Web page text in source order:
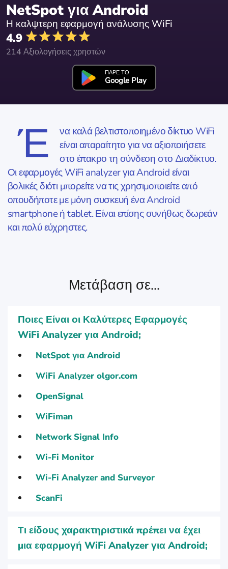
NetSpot για Android
Η καλψτερη εφαρμογή ανάλυσης WiFi
4.9
214 Αξιολογήσεις χρηστών
ΠΑΡΕ ΤΟ
Google Play
Έ
να καλά βελτιστοποιημένο δίκτυο WiFi
είναι απαραίτητο για να αξιοποιήσετε
στο έπακρο τη σύνδεση στο Διαδίκτυο.
Οι εφαρμογές WiFi analyzer για Android είναι
βολικές διότι μπορείτε να τις χρησιμοποιείτε από
οπουδήποτε με μόνη συσκευή ένα Android
smartphone ή tablet. Είναι επίσης συνήθως δωρεάν
και πολύ εύχρηστες.
Μετάβαση σε...
Ποιες Είναι οι Καλύτερες Εφαρμογές
WiFi Analyzer για Android;
NetSpot για Android
WiFi Analyzer olgor.com
OpenSignal
WiFiman
Network Signal Info
Wi-Fi Monitor
Wi-Fi Analyzer and Surveyor
ScanFi
Τι είδους χαρακτηριστικά πρέπει να έχει
μια εφαρμογή WiFi Analyzer για Android;